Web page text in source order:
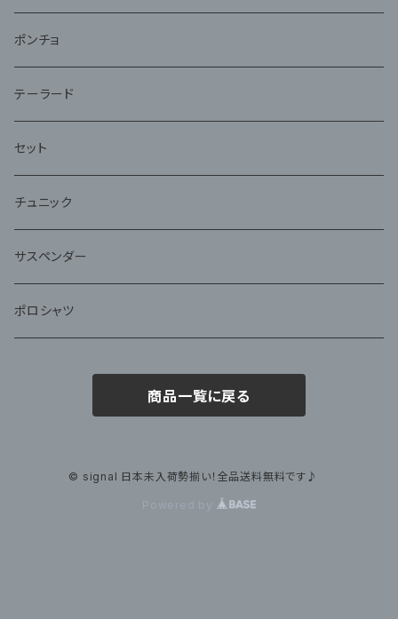
ポンチョ
テーラード
セット
チュニック
サスペンダー
ポロシャツ
商品一覧に戻る
© signal 日本未入荷勢揃い！全品送料無料です♪
Powered by